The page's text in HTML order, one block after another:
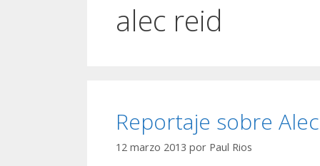
alec reid
Reportaje sobre
12 marzo 2013 por Paul Rios